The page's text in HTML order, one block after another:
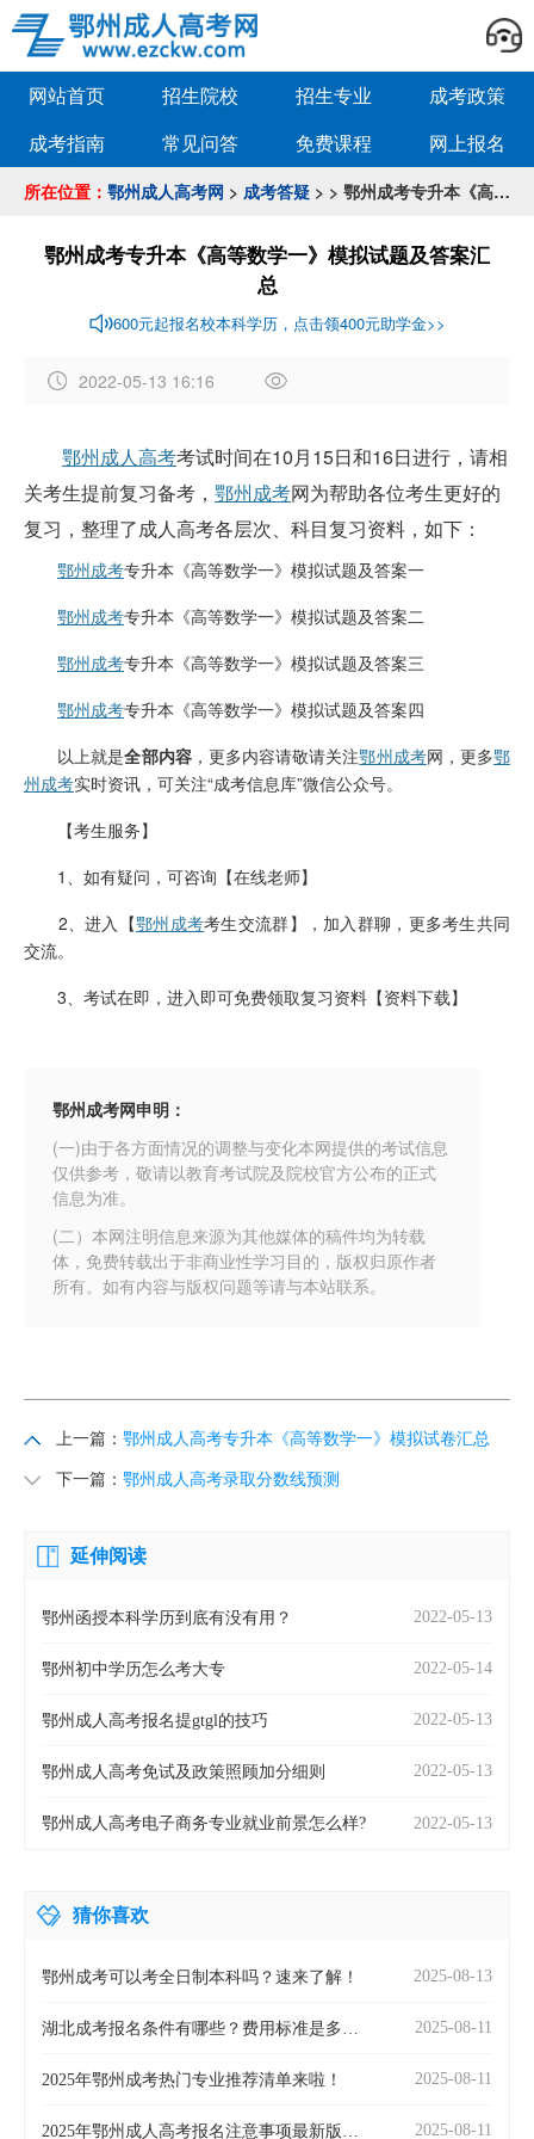
网站首页 招生院校 招生专业
成考政策
成考指南
常见问答 免费课程 网上报名
所在位置： 鄂州成人高考网 > 成考答疑 > > 鄂州成考专升本《高等数学一》模拟试题及答案汇总
鄂州成考专升本《高等数学一》模拟试题及答案汇
总
600元起报名校本科学历，点击领400元助学金>>
2022-05-13 16:16
a
d
m
鄂州成人高考考试时间在10月15日和16日进行，请相
关考生提前复习备考， 鄂州成考网为帮助各位考生更好的
复习，整理了成人高考各层次、科目复习资料，如下：
鄂州成考专升本《高等数学一》模拟试题及答案一
鄂州成考专升本《高等数学一》模拟试题及答案二
鄂州成考专升本《高等数学一》模拟试题及答案三
鄂州成考专升本《高等数学一》模拟试题及答案四
以上就是全部内容，更多内容请敬请关注鄂州成考网，更多鄂
州成考实时资讯，可关注“成考信息库”微信公众号。
【考生服务】
1、如有疑问，可咨询【在线老师】
2、进入【鄂州成考考生交流群】，加入群聊，更多考生共同
交流。
3、考试在即，进入即可免费领取复习资料【资料下载】
鄂州成考网申明：
(一)由于各方面情况的调整与变化本网提供的考试信息
仅供参考，敬请以教育考试院及院校官方公布的正式
信息为准。
(二）本网注明信息来源为其他媒体的稿件均为转载
体，免费转载出于非商业性学习目的，版权归原作者
所有。如有内容与版权问题等请与本站联系。
上一篇： 鄂州成人高考专升本《高等数学一》模拟试卷汇总
下一篇： 鄂州成人高考录取分数线预测
延伸阅读
鄂州函授本科学历到底有没有用？ 2022-05-13
鄂州初中学历怎么考大专 2022-05-14
鄂州成人高考报名提gtgl的技巧 2022-05-13
鄂州成人高考免试及政策照顾加分细则 2022-05-13
鄂州成人高考电子商务专业就业前景怎么样? 2022-05-13
猜你喜欢
鄂州成考可以考全日制本科吗？速来了解！ 2025-08-13
湖北成考报名条件有哪些？费用标准是多
2025-08-11
2025年鄂州成考热门专业推荐清单来啦！ 2025-08-11
2025年鄂州成人高考报名注意事项最新版全 2025-08-11